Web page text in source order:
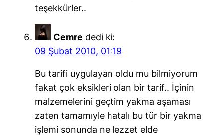
teşekkürler..
Cemre dedi ki:
09 Şubat 2010, 01:19
Bu tarifi uygulayan oldu mu bilmiyorum
fakat çok eksikleri olan bir tarif.. İçinin
malzemelerini geçtim yakma aşaması
zaten tamamıyle hatalı bu tür bir yakma
işlemi sonunda ne lezzet elde